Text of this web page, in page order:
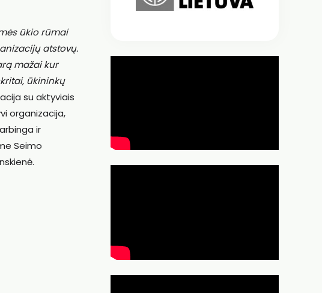
ūkio rūmai
atstovų.
mažai kur
ūkininkų
su aktyviais
organizacija,
ir
Seimo